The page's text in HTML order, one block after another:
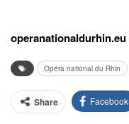
operanationaldurhin.eu
Opéra national du Rhin
Share Facebook